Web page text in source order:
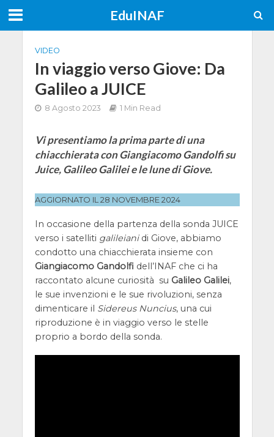
EduINAF
VIDEO
In viaggio verso Giove: Da
Galileo a JUICE
8 Agosto 2023 1 Min Read
Vi presentiamo la prima parte di una
chiacchierata con Giangiacomo Gandolfi su
Juice, Galileo Galilei e le lune di Giove.
AGGIORNATO IL 28 NOVEMBRE 2024
In occasione della partenza della sonda JUICE
verso i satelliti galileianidi Giove, abbiamo
condotto una chiacchierata insieme con
Giangiacomo Gandolfi dell’INAF che ci ha
raccontato alcune curiosità su Galileo Galilei,
le sue invenzioni e le sue rivoluzioni, senza
dimenticare il Sidereus Nuncius, una cui
riproduzione è in viaggio verso le stelle
proprio a bordo della sonda.